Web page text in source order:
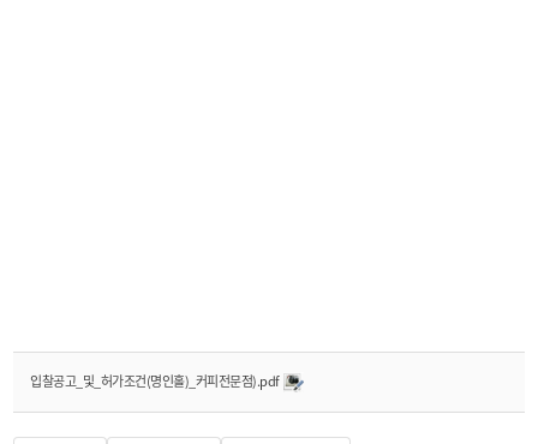
입찰공고_및_허가조건(명인홀)_커피전문점).pdf